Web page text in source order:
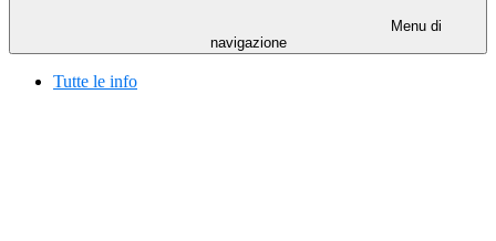
Menu di
navigazione
Tutte le info